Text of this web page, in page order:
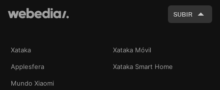
SUBIR
Xataka Xataka Móvil
Applesfera Xataka Smart Home
Mundo Xiaomi